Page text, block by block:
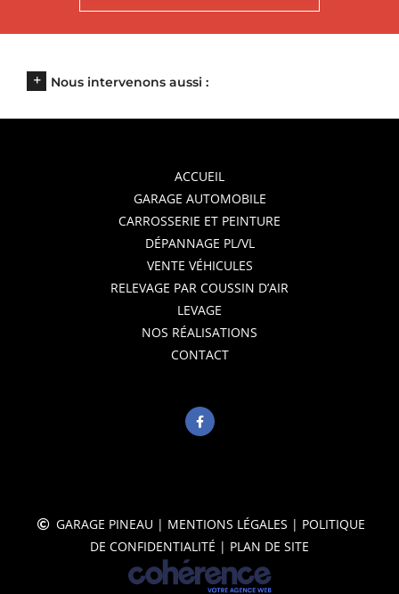
Nous intervenons aussi :
ACCUEIL
GARAGE AUTOMOBILE
CARROSSERIE ET PEINTURE
DÉPANNAGE PL/VL
VENTE VÉHICULES
RELEVAGE PAR COUSSIN D’AIR
LEVAGE
NOS RÉALISATIONS
CONTACT
GARAGE PINEAU | MENTIONS LÉGALES | POLITIQUE
DE CONFIDENTIALITÉ | PLAN DE SITE